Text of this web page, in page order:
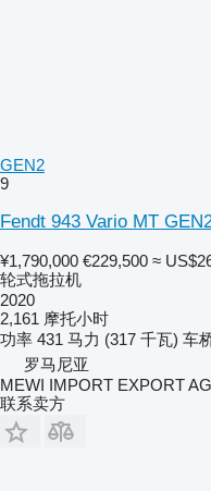
GEN2
9
Fendt 943 Vario MT
¥1,790,000 €229,500 ≈
轮式拖拉机
2020
2,161 摩托小时
功率 431 马力 (317 千瓦) 车
罗马尼亚
MEWI IMPORT EXPORT
联系卖方